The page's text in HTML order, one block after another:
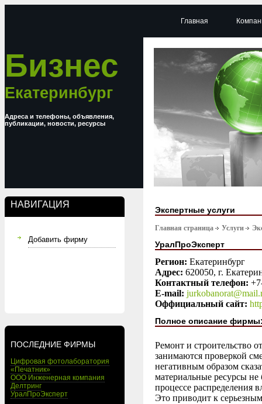
Бизнес
Екатеринбург
Адреса и телефоны, объявления,
публикации, новости, ресурсы
НАВИГАЦИЯ
Добавить фирму
ПОСЛЕДНИЕ ФИРМЫ
Цифровая фотолаборатория
«Печатник»
ООО Инженерная компания
Делтринг
УралПроЭксперт
Главная
Экспертные услуги
Главная страница Услуги
УралПроЭксперт
Регион: Екатеринбург
Адрес: 620050, г.
Контактный телефон:
E-mail:
Оффициальный сайт:
Полное описание
Ремонт и строительство
занимаются проверкой
негативным образом
материальные ресурсы не
процессе распределения
Это приводит к